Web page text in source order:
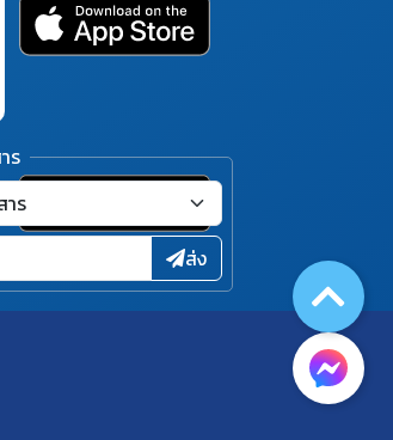
ร
ส่ง